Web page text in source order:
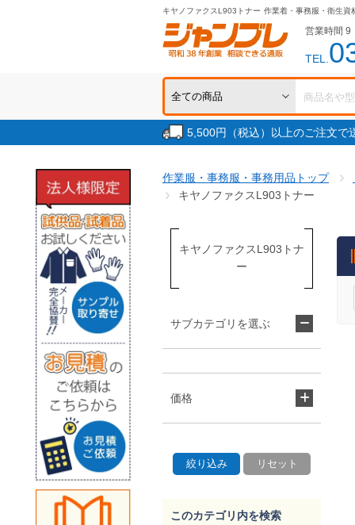
キヤノファクスL903トナー 作業着・事務服・衛生資
営業時間 9
TEL.
5,500円（税込）以上のご注文
作業服・事務服・事務用品トップ
キヤノファクスL903トナー
キヤノファクスL903トナ
ー
サブカテゴリを選ぶ
価格
このカテゴリ内を検索